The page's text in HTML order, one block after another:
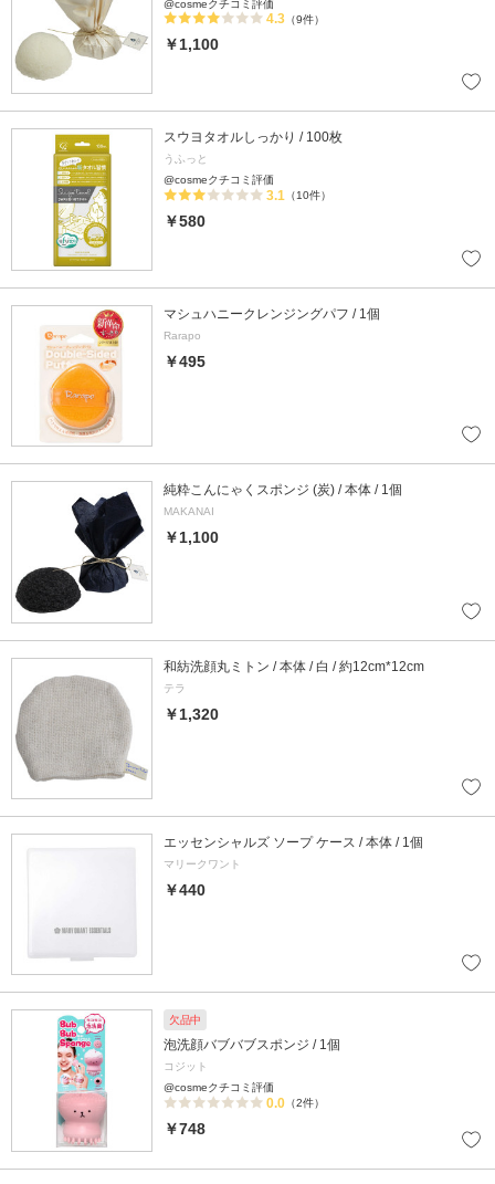
@cosmeクチコミ評価
4.3 （9件）
￥1,100
スウヨタオルしっかり / 100枚
うふっと
@cosmeクチコミ評価
3.1 （10件）
￥580
マシュハニークレンジングパフ / 1個
Rarapo
￥495
純粋こんにゃくスポンジ (炭) / 本体 / 1個
MAKANAI
￥1,100
和紡洗顔丸ミトン / 本体 / 白 / 約12cm*12cm
テラ
￥1,320
エッセンシャルズ ソープ ケース / 本体 / 1個
マリークワント
￥440
欠品中
泡洗顔バブバブスポンジ / 1個
コジット
@cosmeクチコミ評価
0.0 （2件）
￥748